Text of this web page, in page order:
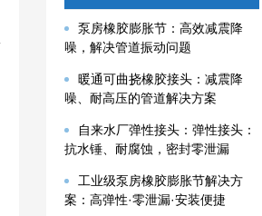
泵房橡胶膨胀节：高效减震降
噪，解决管道振动问题
暖通可曲挠橡胶接头：减震降
噪、耐高压的管道解决方案
自来水厂弹性接头：弹性接头：
抗水锤、耐腐蚀，密封零泄漏
工业级泵房橡胶膨胀节解决方
案：高弹性·零泄漏·安装便捷